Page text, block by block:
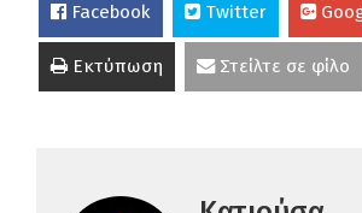
Facebook Twitter
Εκτύπωση Στείλτε σε φίλο